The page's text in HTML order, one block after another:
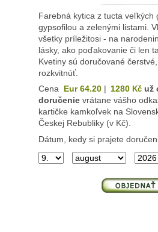
Farebná kytica z tucta veľkých
gypsofilou a zelenými listami.
všetky príležitosi - na
lásky, ako poďakovanie či len
Kvetiny sú doručované
rozkvitnúť.
Cena Eur 64.20| 1280 Kč už
doručenie vrátane vášho
kartičke kamkoľvek na
Českej Rebubliky (v Kč).
Dátum, kedy si prajete